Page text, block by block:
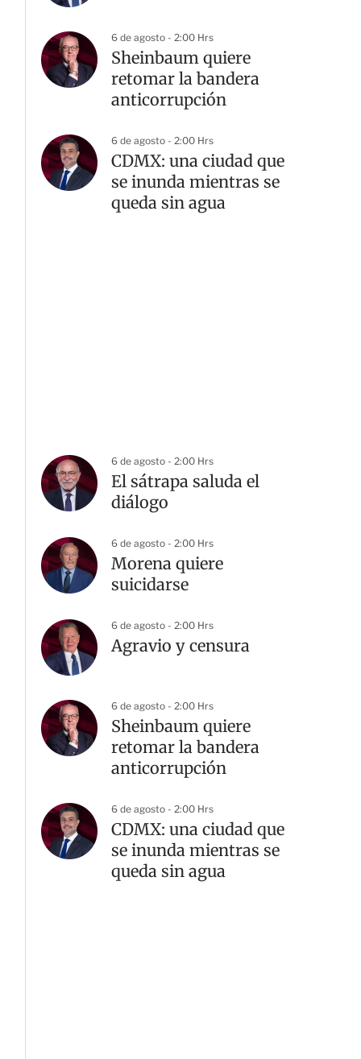
6 de agosto - 2:00 Hrs
Sheinbaum quiere
retomar la bandera
anticorrupción
6 de agosto - 2:00 Hrs
CDMX: una ciudad que
se inunda mientras se
queda sin agua
6 de agosto - 2:00 Hrs
El sátrapa saluda el
diálogo
6 de agosto - 2:00 Hrs
Morena quiere
suicidarse
6 de agosto - 2:00 Hrs
Agravio y censura
6 de agosto - 2:00 Hrs
Sheinbaum quiere
retomar la bandera
anticorrupción
6 de agosto - 2:00 Hrs
CDMX: una ciudad que
se inunda mientras se
queda sin agua